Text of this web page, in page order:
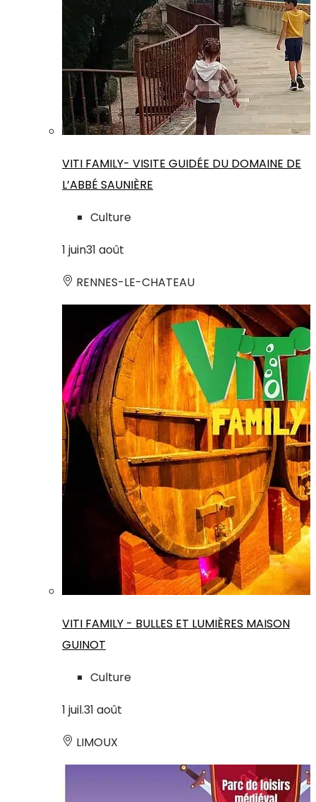
VITI FAMILY- VISITE GUIDÉE DU DOMAINE DE
L’ABBÉ SAUNIÈRE
Culture
1 juin31 août
RENNES-LE-CHATEAU
VITI FAMILY - BULLES ET LUMIÈRES MAISON
GUINOT
Culture
1 juil.31 août
LIMOUX